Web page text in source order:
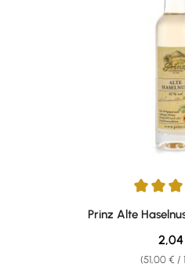
Durchschnittliche
Prinz Alte
(51,00 € /